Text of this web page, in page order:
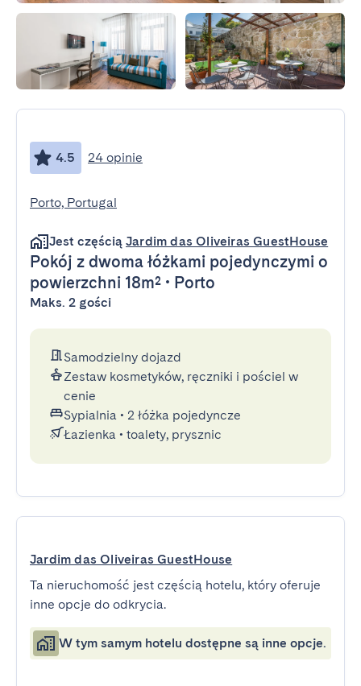
4.5 24 opinie
Porto, Portugal
Jest częścią Jardim das Oliveiras GuestHouse
Pokój z dwoma łóżkami pojedynczymi o
powierzchni 18m² • Porto
Maks. 2 gości
Samodzielny dojazd
Zestaw kosmetyków, ręczniki i pościel w
cenie
Sypialnia • 2 łóżka pojedyncze
Łazienka • toalety, prysznic
Jardim das Oliveiras GuestHouse
Ta nieruchomość jest częścią hotelu, który oferuje
inne opcje do odkrycia.
W tym samym hotelu dostępne są inne opcje.